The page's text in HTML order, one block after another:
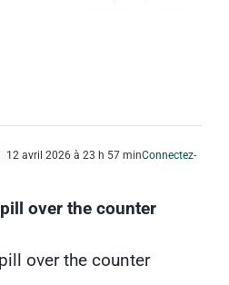
12 avril 2026 à 23 h 57 minConnectez-
over the counter
over the counter